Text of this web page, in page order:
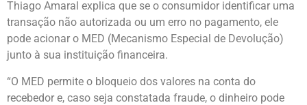
Thiago Amaral explica que se o consumidor identificar uma
transação não autorizada ou um erro no pagamento, ele
pode acionar o MED (Mecanismo Especial de Devolução)
junto à sua instituição financeira.
“O MED permite o bloqueio dos valores na conta do
recebedor e, caso seja constatada fraude, o dinheiro pode